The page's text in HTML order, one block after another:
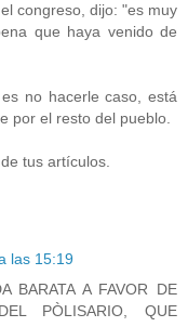
congreso, dijo: "es muy
que haya venido de
no hacerle caso, está
por el resto del pueblo.
tus artículos.
las 15:19
BARATA A FAVOR DE
PÒLISARIO, QUE